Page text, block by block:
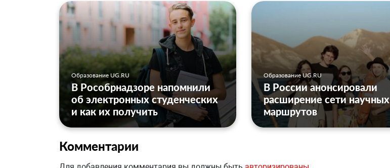
Образование UG.RU
В Рособрнадзоре напомнили
об электронных студенческих
и как их получить
Образование UG.RU
В России анонсировали
расширение сети научных
маршрутов
Комментарии